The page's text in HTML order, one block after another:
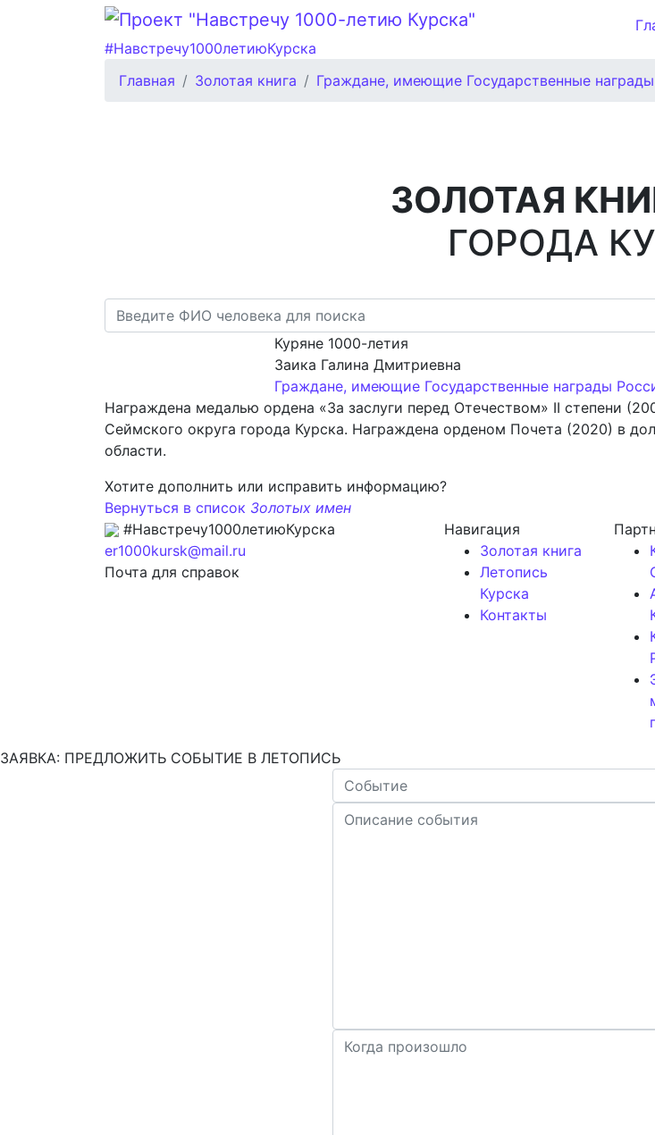
#Навстречу1000летиюКурска
Главная Золотая книга Граждане, имеющие Государственные
ЗОЛОТАЯ
ГОРОДА
Куряне 1000-летия
Заика Галина Дмитриевна
Граждане, имеющие Государственные награды
Награждена медалью ордена «За заслуги перед Отечеством» II степени
Сеймского округа города Курска. Награждена орденом Почета (2020) в
области.
Хотите дополнить или исправить информацию?
Вернуться в список Золотых имен
#Навстречу1000летиюКурска
er1000kursk@mail.ru
Почта для справок
Навигация
Золотая книга
Летопись
Курска
Контакты
ЗАЯВКА: ПРЕДЛОЖИТЬ СОБЫТИЕ В ЛЕТОПИСЬ